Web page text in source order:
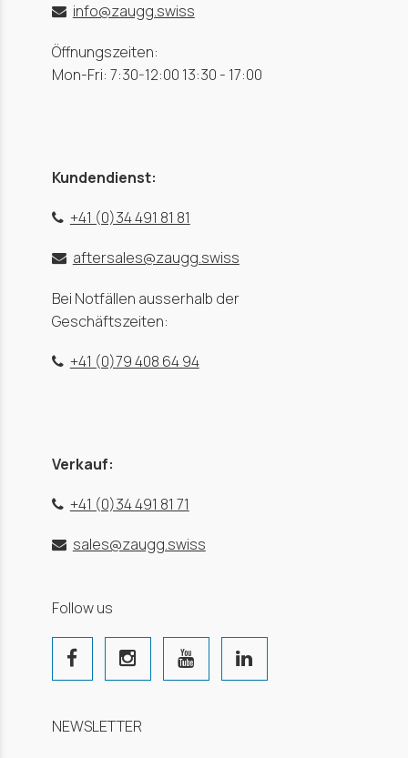
info@zaugg.swiss
Öffnungszeiten:
Mon-Fri: 7:30-12:00 13:30 - 17:00
Kundendienst:
+41 (0)34 491 81 81
aftersales@zaugg.swiss
Bei Notfällen ausserhalb der
Geschäftszeiten:
+41 (0)79 408 64 94
Verkauf:
+41 (0)34 491 81 71
sales@zaugg.swiss
Follow us
NEWSLETTER